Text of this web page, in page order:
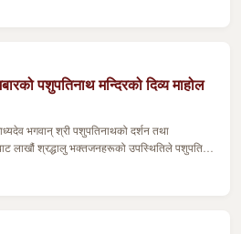
पशुपतिनाथ मन्दिरको दिव्य माहोल
भगवान् श्री पशुपतिनाथको दर्शन तथा
लाखौं श्रद्धालु भक्तजनहरूको उपस्थितिले पशुपति…